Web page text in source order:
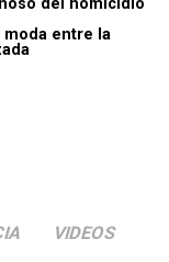
del homicidio
moda entre la
VIDEOS